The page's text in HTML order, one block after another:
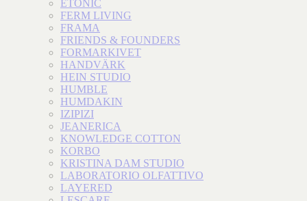
ETONIC
FERM LIVING
FRAMA
FRIENDS & FOUNDERS
FORMARKIVET
HANDVÄRK
HEIN STUDIO
HUMBLE
HUMDAKIN
IZIPIZI
JEANERICA
KNOWLEDGE COTTON
KORBO
KRISTINA DAM STUDIO
LABORATORIO OLFATTIVO
LAYERED